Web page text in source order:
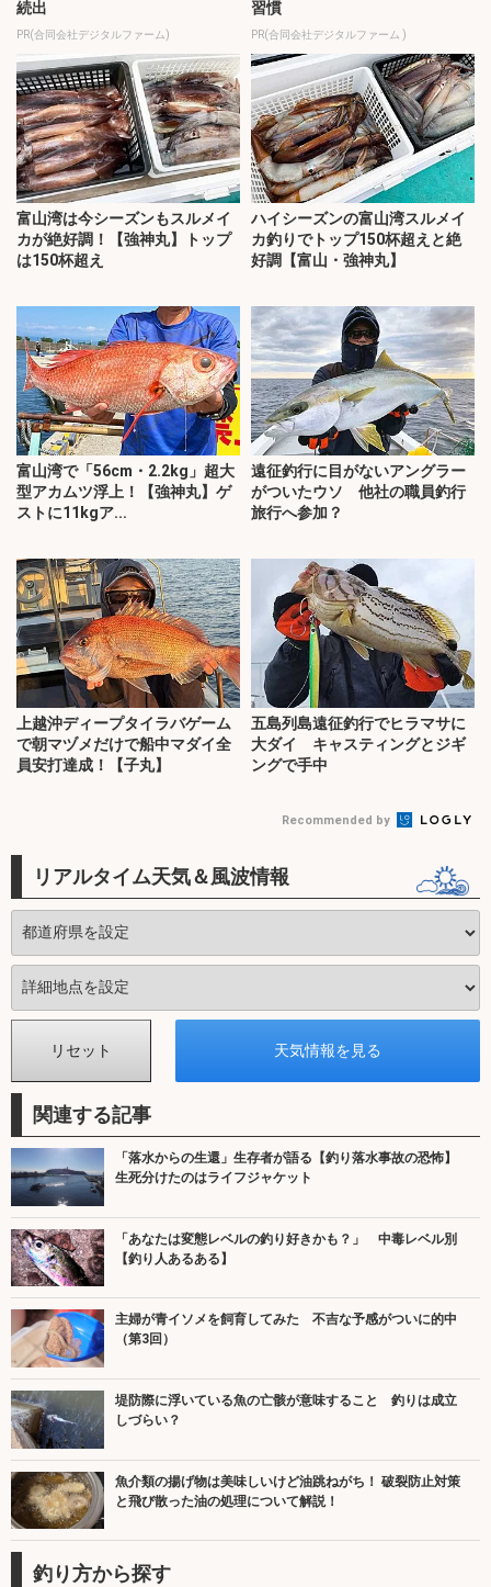
続出
PR(合同会社デジタルファーム)
習慣
PR(合同会社デジタルファーム )
富山湾は今シーズンもスルメイ
カが絶好調！【強神丸】トップ
は150杯超え
ハイシーズンの富山湾スルメイ
カ釣りでトップ150杯超えと絶
好調【富山・強神丸】
富山湾で「56cm・2.2kg」超大
型アカムツ浮上！【強神丸】ゲ
ストに11kgア...
遠征釣行に目がないアングラー
がついたウソ 他社の職員釣行
旅行へ参加？
上越沖ディープタイラバゲーム
で朝マヅメだけで船中マダイ全
員安打達成！【子丸】
五島列島遠征釣行でヒラマサに
大ダイ キャスティングとジギ
ングで手中
Recommended by
リアルタイム天気＆風波情報
関連する記事
「落水からの生還」生存者が語る【釣り落水事故の恐怖】
生死分けたのはライフジャケット
「あなたは変態レベルの釣り好きかも？」 中毒レベル別
【釣り人あるある】
主婦が青イソメを飼育してみた 不吉な予感がついに的中
（第3回）
堤防際に浮いている魚の亡骸が意味すること 釣りは成立
しづらい？
魚介類の揚げ物は美味しいけど油跳ねがち！ 破裂防止対策
と飛び散った油の処理について解説！
釣り方から探す